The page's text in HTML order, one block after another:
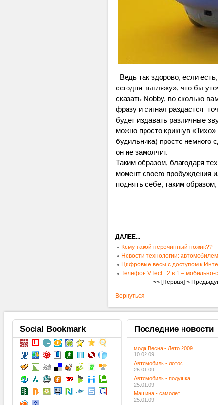
Ведь так здорово, если
сегодня выгляжу», что бы
сказать Nobby, во сколько
фразу и сигнал раздастся
будет издавать различные
можно просто крикнув
будильника) просто немного
он не замолчит.
Таким образом, благодаря
момент своего пробуждения
поднять себе, таким
ДАЛЕЕ...
Кому такой перочинный ножик??
Новости технологии:
Цифровые весы с доступом к
Телефон VTech: 2 в 1 – мобильно-
<< [Первая] <
Вернуться
Social Bookmark Последниеновости
мода Весна - Лето 2009
10.02.09
Автомобиль - лотос
25.01.09
Автомобиль - подушка
25.01.09
Машина - самолет
25.01.09